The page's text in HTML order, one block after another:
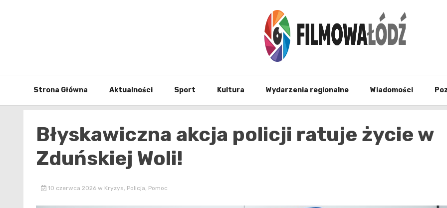
Strona Główna Aktualności Sport Kultura Wydarzenia regionalne Wiadomości
Błyskawiczna akcja policji ratuje życie w
Zduńskiej Woli!
10 czerwca 2026 w Kryzys, Policja, Pomoc